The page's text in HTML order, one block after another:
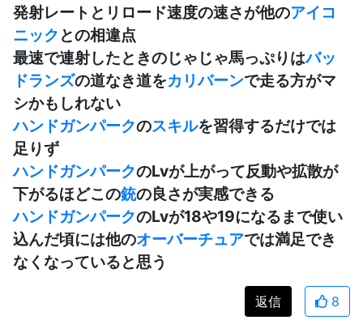
発射レートとリロード速度の速さが他のアイコ
ニック との相違点
最速で連射したときのじゃじゃ馬っぷりはバッ
ドランズの道なき道をカリバーンで走る方がマ
シかもしれない
ハンドガンパークのスキルを習得するだけでは
足りず
ハンドガンパークのLvが上がって反動や拡散が
下がるほどこの銃の良さが実感できる
ハンドガンパークのLvが18や19になるまで使い
込んだ頃には他のオーバーチュアでは満足でき
なくなっていると思う
返信 8